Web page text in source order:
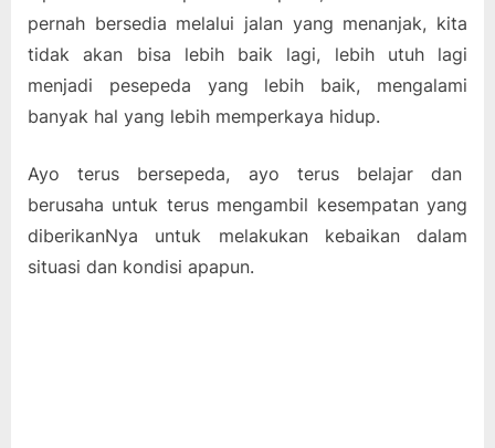
pernah bersedia melalui jalan yang menanjak, kita
tidak akan bisa lebih baik lagi, lebih utuh lagi
menjadi pesepeda yang lebih baik, mengalami
banyak hal yang lebih memperkaya hidup.
Ayo terus bersepeda, ayo terus belajar dan
berusaha untuk terus mengambil kesempatan yang
diberikanNya untuk melakukan kebaikan dalam
situasi dan kondisi apapun.